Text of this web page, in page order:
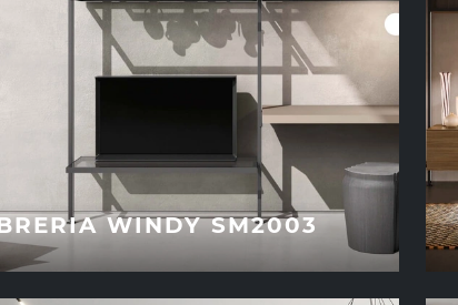
WINDY SM2003